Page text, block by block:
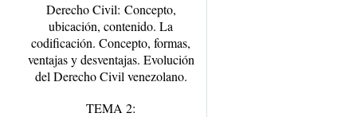
Derecho Civil: Concepto,
ubicación, contenido. La
codificación. Concepto, formas,
ventajas y desventajas. Evolución
del Derecho Civil venezolano.
TEMA 2: